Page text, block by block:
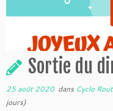
Sortie du
25 août 2020dans Cyclo
jours)